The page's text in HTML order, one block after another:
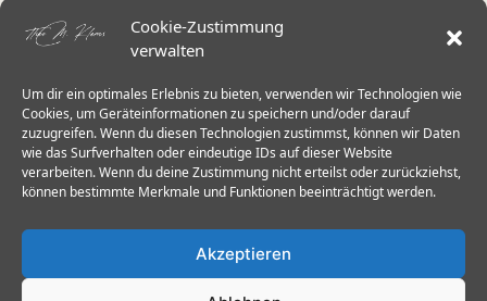
Cookie-Zustimmung
verwalten
Um dir ein optimales Erlebnis zu bieten, verwenden wir Technologien wie
Cookies, um Geräteinformationen zu speichern und/oder darauf
zuzugreifen. Wenn du diesen Technologien zustimmst, können wir Daten
wie das Surfverhalten oder eindeutige IDs auf dieser Website
verarbeiten. Wenn du deine Zustimmung nicht erteilst oder zurückziehst,
können bestimmte Merkmale und Funktionen beeinträchtigt werden.
Akzeptieren
Mehr über mich
Aktuelle Schwerpunkte
Stiegen in der Sächsischen Schweiz
Herkulessäulen & Schrammsteine
Wanderstöcke im Elbsandstein
Trittsicherheit 60+